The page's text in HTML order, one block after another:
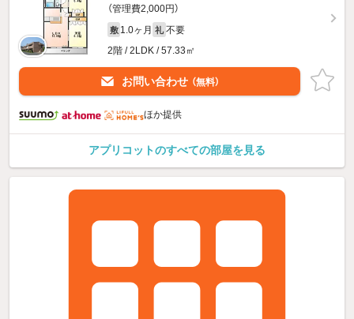
（管理費2,000円）
敷 1.0ヶ月 礼 不要
2階 / 2LDK / 57.33㎡
お問い合わせ （無料）
ほか提供
アプリコットのすべての部屋を見る